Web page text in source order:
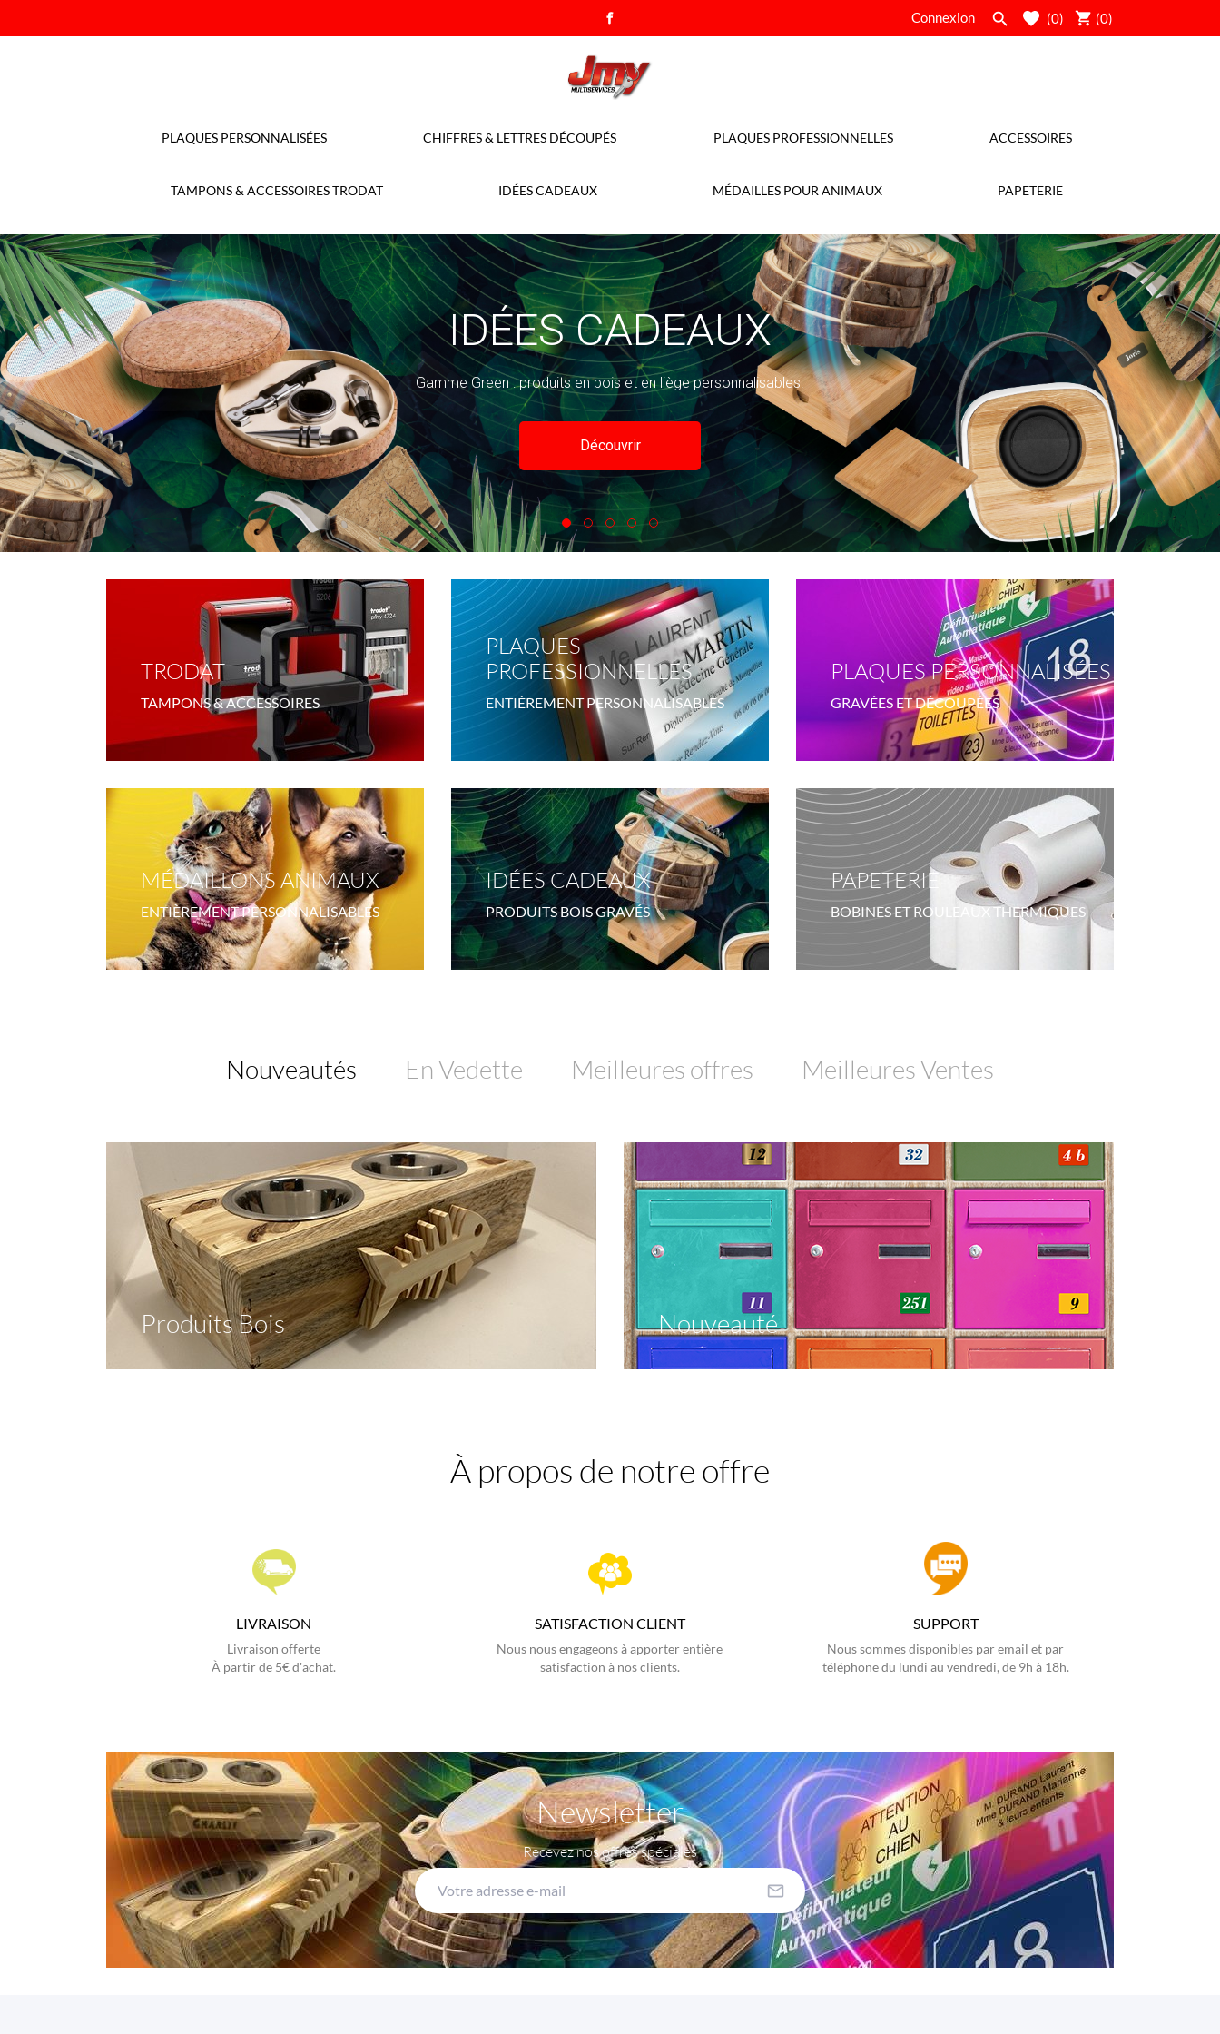
Connexion  (0) shopping_cart (0)
PLAQUES PERSONNALISÉES CHIFFRES & LETTRES DÉCOUPÉS PLAQUES PROFESSIONNELLES ACCESSOIRES
TAMPONS & ACCESSOIRES TRODAT IDÉES CADEAUX MÉDAILLES POUR ANIMAUX PAPETERIE
TAMPONS ENCREURS TRODAT
Tampons encreurs Trodat Printy, Metal Line & Accessoires.
Découvrir
TRODAT
TAMPONS & ACCESSOIRES
PLAQUES
PROFESSIONNELLES
ENTIÈREMENT PERSONNALISABLES
PLAQUES PERSONNALISÉES
GRAVÉES ET DÉCOUPÉES
MÉDAILLONS ANIMAUX
ENTIÈREMENT PERSONNALISABLES
IDÉES CADEAUX
PRODUITS BOIS GRAVÉS
PAPETERIE
BOBINES ET ROULEAUX THERMIQUES
Nouveautés En Vedette Meilleures offres Meilleures Ventes
Produits Bois Nouveauté
À propos de notre offre
LIVRAISON
Livraison offerte
À partir de 5€ d'achat.
SATISFACTION CLIENT
Nous nous engageons à apporter entière
satisfaction à nos clients.
SUPPORT
Nous sommes disponibles par email et par
téléphone du lundi au vendredi, de 9h à 18h.
Newsletter
Recevez nos offres spéciales
